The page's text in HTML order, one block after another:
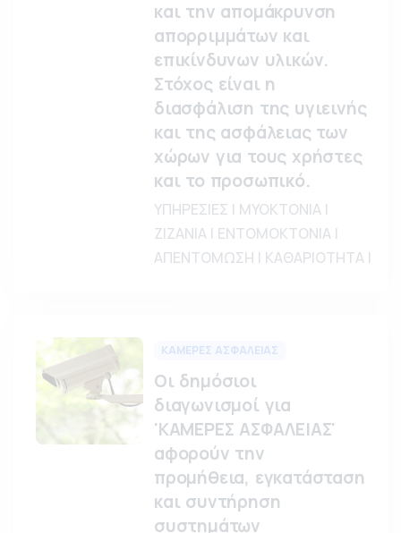
και την απομάκρυνση
απορριμμάτων και
επικίνδυνων υλικών.
Στόχος είναι η
διασφάλιση της υγιεινής
και της ασφάλειας των
χώρων για τους χρήστες
και το προσωπικό.
ΥΠΗΡΕΣΙΕΣ | ΜΥΟΚΤΟΝΙΑ |
ΖΙΖΑΝΙΑ | ΕΝΤΟΜΟΚΤΟΝΙΑ |
ΑΠΕΝΤΟΜΩΣΗ | ΚΑΘΑΡΙΟΤΗΤΑ |
ΚΑΜΕΡΕΣ ΑΣΦΑΛΕΙΑΣ
Οι δημόσιοι
διαγωνισμοί για
'ΚΑΜΕΡΕΣ ΑΣΦΑΛΕΙΑΣ'
αφορούν την
προμήθεια, εγκατάσταση
και συντήρηση
συστημάτων